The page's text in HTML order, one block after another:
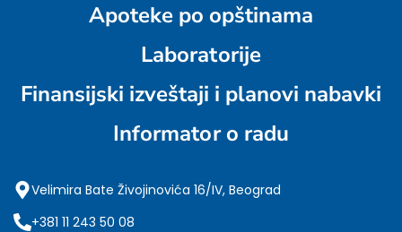
Apoteke po opštinama
Laboratorije
Finansijski izveštaji i planovi nabavki
Informator o radu
Velimira Bate Živojinovića 16/IV, Beograd
+381 11 243 50 08